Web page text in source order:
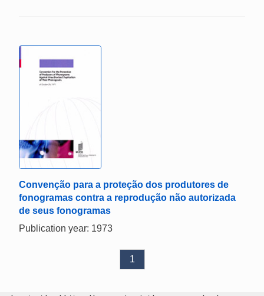
Convenção para a proteção dos produtores de
fonogramas contra a reprodução não autorizada
de seus fonogramas
Publication year: 1973
1